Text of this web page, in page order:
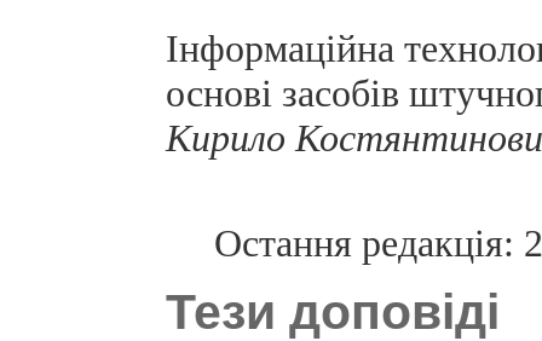
Інформаційна
основі засобів
Кирило
Остання редакція:
Тези доповіді